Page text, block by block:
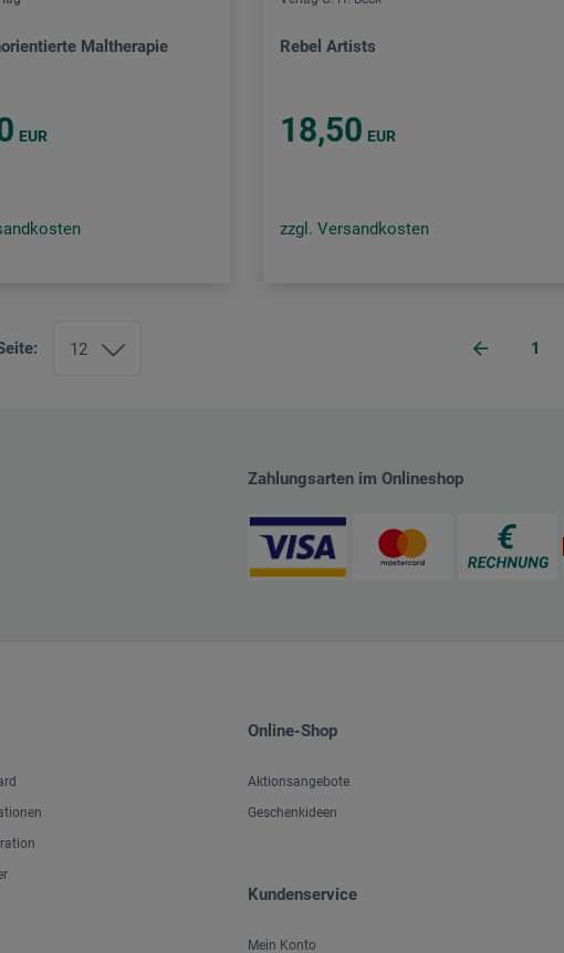
Maltherapie
EUR
Rebel Artists
18,50 EUR
zzgl. Versandkosten
1
Zahlungsarten im Onlineshop
Online-Shop
Aktionsangebote
Geschenkideen
Kundenservice
Mein Konto